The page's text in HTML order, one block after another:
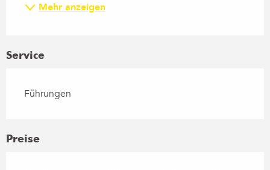
Mehr anzeigen
Service
Führungen
Preise